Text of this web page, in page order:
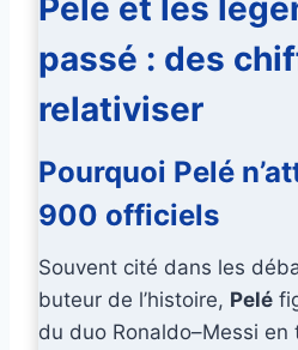
Pelé et les
passé : des
relativiser
Pourquoi Pelé
900 officiels
Souvent cité dans les
buteur de l’histoire, Pelé
du duo Ronaldo–Messi